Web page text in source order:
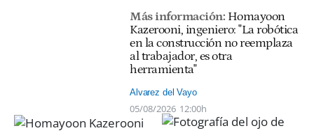
Más información: Homayoon
Kazerooni, ingeniero: "La robótica
en la construcción no reemplaza
al trabajador, es otra
herramienta"
Alvarez del Vayo
05/08/2026 12:00h